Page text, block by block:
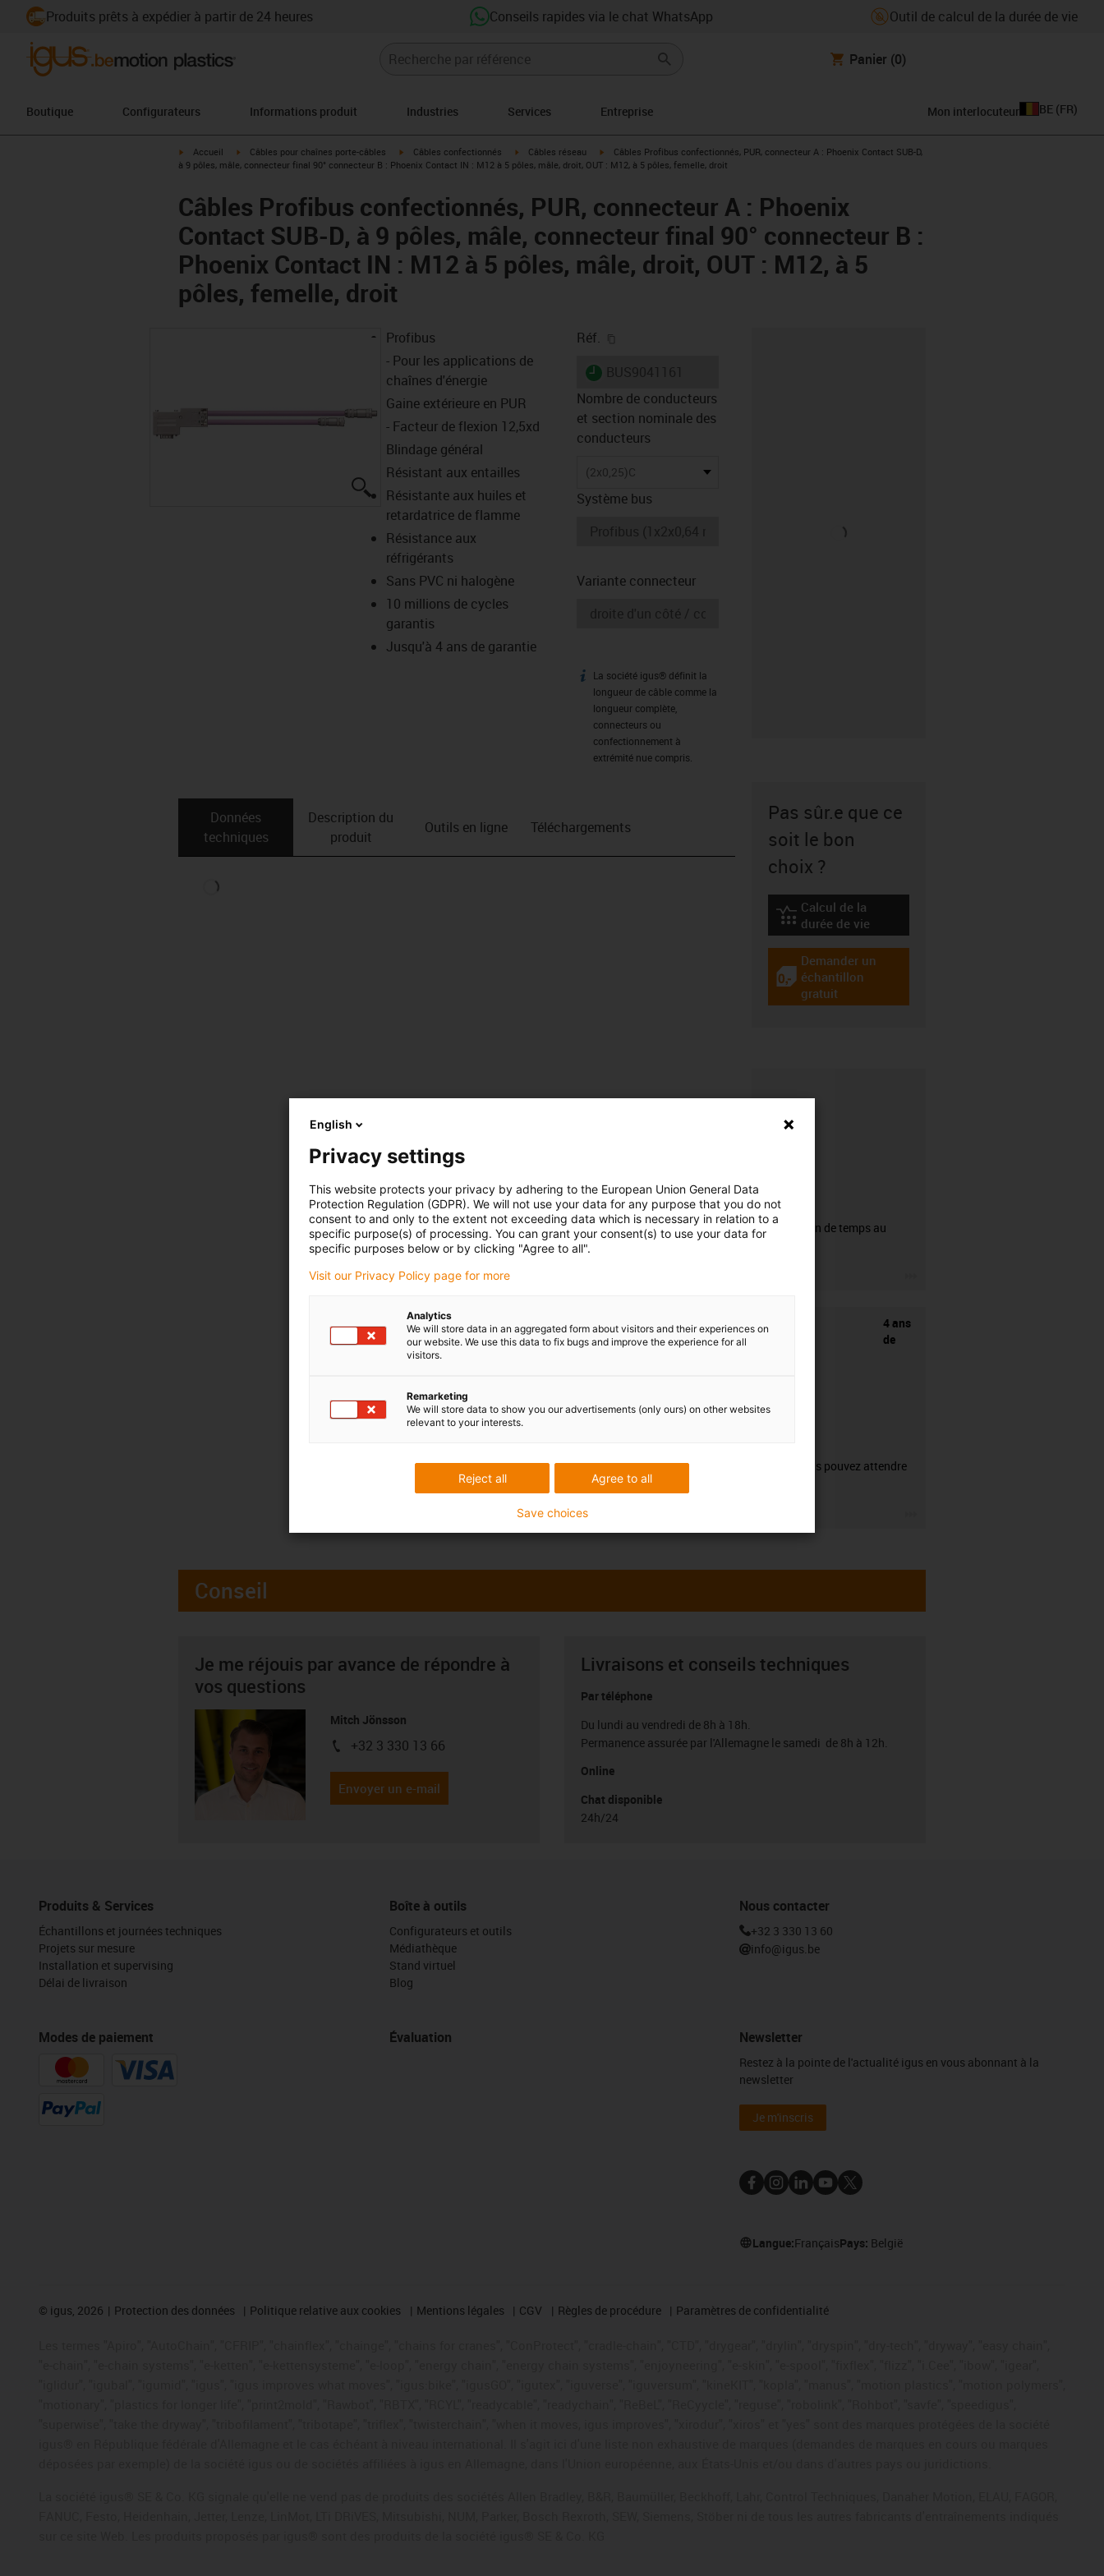
Produits prêts à expédier à partir de 24 heures Conseils rapides via le chat WhatsApp Outil de calcul de la durée de vie
Panier (0)
Boutique Configurateurs Informations produit Industries Services Entreprise Mon interlocuteur BE (FR)
igus-icon-arrow-right
Accueil igus-icon-arrow-right
Câbles pour chaînes porte-câbles igus-icon-arrow-right
Câbles confectionnés igus-icon-arrow-right
Câbles réseau igus-icon-arrow-right
Câbles Profibus confectionnés, PUR, connecteur A : Phoenix Contact SUB-D,
à 9 pôles, mâle, connecteur final 90° connecteur B : Phoenix Contact IN : M12 à 5 pôles, mâle, droit, OUT : M12, à 5 pôles, femelle, droit
Câbles Profibus confectionnés, PUR, connecteur A : Phoenix
Contact SUB-D, à 9 pôles, mâle, connecteur final 90° connecteur B :
Phoenix Contact IN : M12 à 5 pôles, mâle, droit, OUT : M12, à 5
pôles, femelle, droit
Profibus
- Pour les applications de
chaînes d'énergie
Gaine extérieure en PUR
- Facteur de flexion 12,5xd
Blindage général
Résistant aux entailles
Résistante aux huiles et
retardatrice de flamme
Résistance aux
réfrigérants
Sans PVC ni halogène
10 millions de cycles
garantis
Jusqu'à 4 ans de garantie
Réf.
igus-icon-lieferzeit
Nombre de conducteurs
et section nominale des
conducteurs
(2x0,25)C
Système bus
Variante connecteur
igus-icon-info
La société igus® définit la
longueur de câble comme la
longueur complète,
connecteurs ou
confectionnement à
extrémité nue compris.
Données
techniques
Description du
produit
Outils en ligne Téléchargements
Pas sûr.e que ce
soit le bon
choix ?
igus-icon-lebensdauerrechner
Calcul de la
durée de vie
igus-icon-gratismuster
Demander un
échantillon
gratuit
CFRIP®
50% de gain de temps au
4 ans
de
Ce que vous pouvez attendre
Conseil
Je me réjouis par avance de répondre à
vos questions
Mitch Jönsson
igus-icon-phone
+32 3 330 13 66
Envoyer un e-mail
Livraisons et conseils techniques
Par téléphone
Du lundi au vendredi de 8h à 18h.
Permanence assurée par l'Allemagne le samedi de 8h à 12h.
Online
Chat disponible
24h/24
Produits & Services
Échantillons et journées techniques
Projets sur mesure
Installation et supervising
Délai de livraison
Modes de paiement
Boîte à outils
Configurateurs et outils
Médiathèque
Stand virtuel
Blog
Évaluation
Nous contacter
+32 3 330 13 60
info@igus.be
Newsletter
Restez à la pointe de l'actualité igus en vous abonnant à la
newsletter
Je m'inscris
Langue:FrançaisPays: België
© igus, 2026 Protection des données Politique relative aux cookies Mentions légales CGV Règles de procédure Paramètres de confidentialité
English
Privacy settings
This website protects your privacy by adhering to the European Union General Data
Protection Regulation (GDPR). We will not use your data for any purpose that you do not
consent to and only to the extent not exceeding data which is necessary in relation to a
specific purpose(s) of processing. You can grant your consent(s) to use your data for
specific purposes below or by clicking "Agree to all".
Visit our Privacy Policy page for more
Analytics
We will store data in an aggregated form about visitors and their experiences on
our website. We use this data to fix bugs and improve the experience for all
visitors.
Remarketing
We will store data to show you our advertisements (only ours) on other websites
relevant to your interests.
Agree to all
Reject all
Save choices